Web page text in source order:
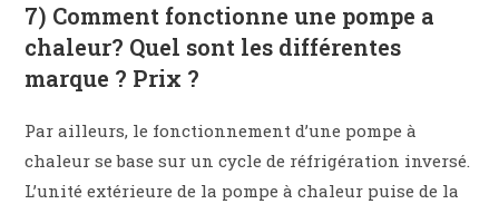
7) Comment fonctionne une pompe a
chaleur? Quel sont les différentes
marque ? Prix ?
Par ailleurs, le fonctionnement d’une pompe à
chaleur se base sur un cycle de réfrigération inversé.
L’unité extérieure de la pompe à chaleur puise de la